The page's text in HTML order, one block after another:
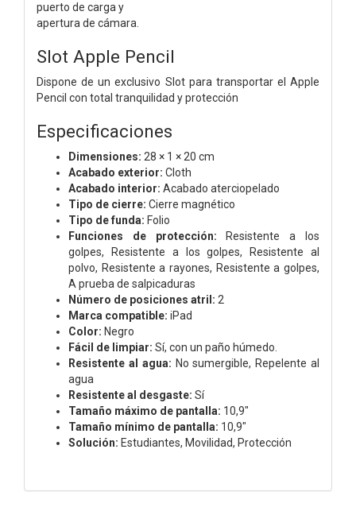
puerto de carga y
apertura de cámara.
Slot Apple Pencil
Dispone de un exclusivo Slot para transportar el Apple
Pencil con total tranquilidad y protección
Especificaciones
Dimensiones: 28 × 1 × 20 cm
Acabado exterior: Cloth
Acabado interior: Acabado aterciopelado
Tipo de cierre: Cierre magnético
Tipo de funda: Folio
Funciones de protección:
Resistente a los
golpes, Resistente a los golpes, Resistente al
polvo, Resistente a rayones, Resistente a golpes,
A prueba de salpicaduras
Número de posiciones atril: 2
Marca compatible: iPad
Color: Negro
Fácil de limpiar: Sí, con un paño húmedo.
Resistente al agua: No sumergible, Repelente al
agua
Resistente al desgaste: Sí
Tamaño máximo de pantalla: 10,9"
Tamaño mínimo de pantalla: 10,9"
Solución: Estudiantes, Movilidad, Protección